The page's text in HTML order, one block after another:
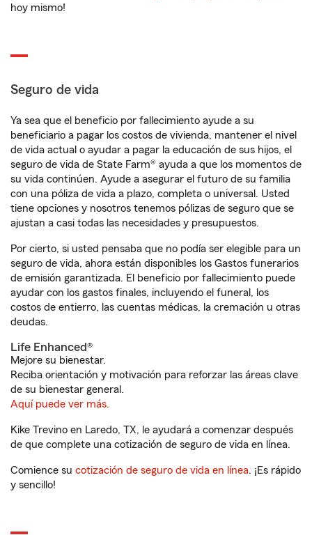
hoy mismo!
Seguro de vida
Ya sea que el beneficio por fallecimiento ayude a su
beneficiario a pagar los costos de vivienda, mantener el nivel
de vida actual o ayudar a pagar la educación de sus hijos, el
seguro de vida de State Farm® ayuda a que los momentos de
su vida continúen. Ayude a asegurar el futuro de su familia
con una póliza de vida a plazo, completa o universal. Usted
tiene opciones y nosotros tenemos pólizas de seguro que se
ajustan a casi todas las necesidades y presupuestos.
Por cierto, si usted pensaba que no podía ser elegible para un
seguro de vida, ahora están disponibles los Gastos funerarios
de emisión garantizada. El beneficio por fallecimiento puede
ayudar con los gastos finales, incluyendo el funeral, los
costos de entierro, las cuentas médicas, la cremación u otras
deudas.
Life Enhanced®
Mejore su bienestar.
Reciba orientación y motivación para reforzar las áreas clave
de su bienestar general.
Aquí puede ver más.
Kike Trevino en Laredo, TX, le ayudará a comenzar después
de que complete una cotización de seguro de vida en línea.
Comience su cotización de seguro de vida en línea. ¡Es rápido
y sencillo!